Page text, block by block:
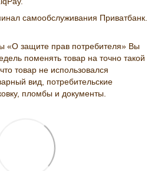
самообслуживания Приватбанк.
«О защите прав потребителя» Вы
поменять товар на точно такой
товар не использовался
вид, потребительские
пломбы и документы.